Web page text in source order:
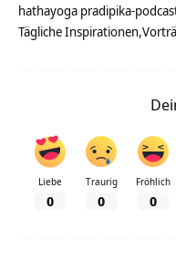
hathayoga pradipika-
Tägliche Inspirationen
Liebe
0
Traurig
0
Fröhlich
0